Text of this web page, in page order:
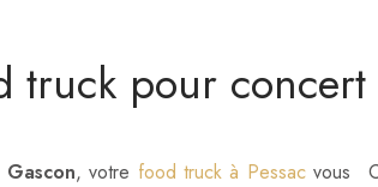
truck pour concert
, votre food truck à Pessacvous